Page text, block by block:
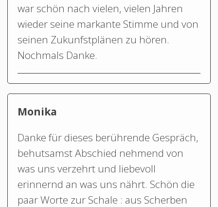
war schön nach vielen, vielen Jahren
wieder seine markante Stimme und von
seinen Zukunfstplänen zu hören.
Nochmals Danke.
Monika
Danke für dieses berührende Gespräch,
behutsamst Abschied nehmend von
was uns verzehrt und liebevoll
erinnernd an was uns nährt. Schön die
paar Worte zur Schale : aus Scherben